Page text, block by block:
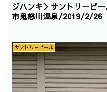
ジハンキ＞サントリービ
市鬼怒川温泉/2019/2/26
サントリービール